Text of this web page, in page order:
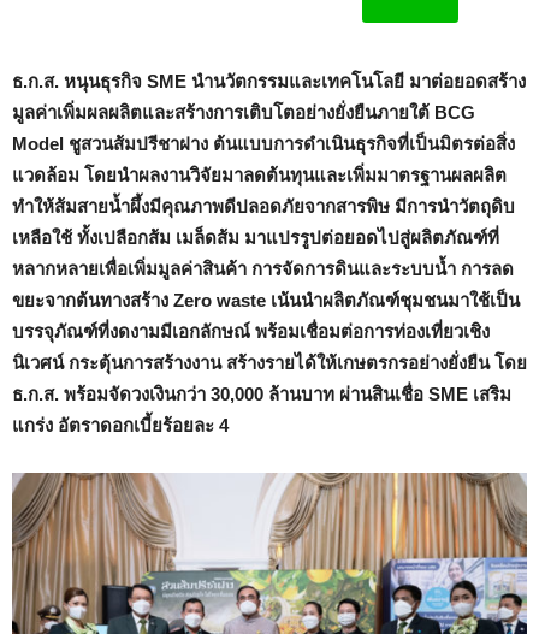
ธ.ก.ส. หนุนธุรกิจ SME นำนวัตกรรมและเทคโนโลยี มาต่อยอดสร้าง
มูลค่าเพิ่มผลผลิตและสร้างการเติบโตอย่างยั่งยืนภายใต้ BCG
Model ชูสวนส้มปรีชาฝาง ต้นแบบการดำเนินธุรกิจที่เป็นมิตรต่อสิ่ง
แวดล้อม โดยนำผลงานวิจัยมาลดต้นทุนและเพิ่มมาตรฐานผลผลิต
ทำให้ส้มสายน้ำผึ้งมีคุณภาพดีปลอดภัยจากสารพิษ มีการนำวัตถุดิบ
เหลือใช้ ทั้งเปลือกส้ม เมล็ดส้ม มาแปรรูปต่อยอดไปสู่ผลิตภัณฑ์ที่
หลากหลายเพื่อเพิ่มมูลค่าสินค้า การจัดการดินและระบบน้ำ การลด
ขยะจากต้นทางสร้าง Zero waste เน้นนำผลิตภัณฑ์ชุมชนมาใช้เป็น
บรรจุภัณฑ์ที่งดงามมีเอกลักษณ์ พร้อมเชื่อมต่อการท่องเที่ยวเชิง
นิเวศน์ กระตุ้นการสร้างงาน สร้างรายได้ให้เกษตรกรอย่างยั่งยืน โดย
ธ.ก.ส. พร้อมจัดวงเงินกว่า 30,000 ล้านบาท ผ่านสินเชื่อ SME เสริม
แกร่ง อัตราดอกเบี้ยร้อยละ 4